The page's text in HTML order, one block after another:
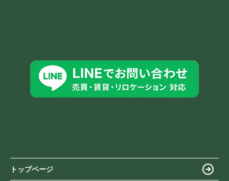
トップページ